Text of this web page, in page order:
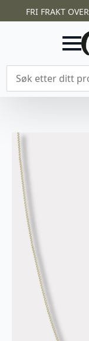
FRI FRAKT